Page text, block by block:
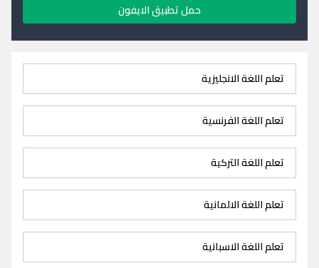
حمل تطبيق الايفون
تعلم اللغة الانجليزية
تعلم اللغة الفرنسية
تعلم اللغة التركية
تعلم اللغة الالمانية
تعلم اللغة الاسبانية